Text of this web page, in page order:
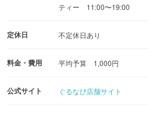
ティー 11:00〜19:00
定休日 不定休日あり
料金・費用 平均予算 1,000円
公式サイト ぐるなび店舗サイト